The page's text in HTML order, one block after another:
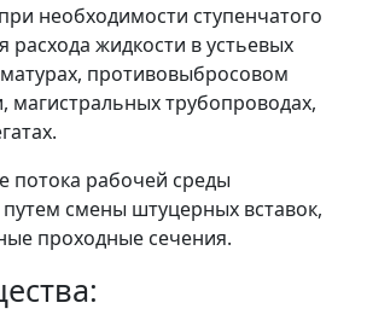
необходимости ступенчатого
расхода жидкости в устьевых
противовыбросовом
магистральных трубопроводах,
потока рабочей среды
смены штуцерных вставок,
проходные сечения.